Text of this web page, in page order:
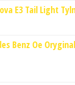
E3 Tail Light
Benz Oe